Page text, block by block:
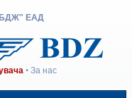
БДЖ" ЕАД
•За нас